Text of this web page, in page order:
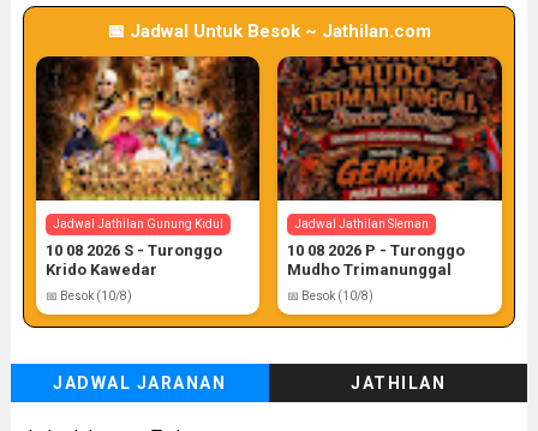
Jadwal Jathilan Gunung Kidul
09 08 2026 P - Kudho Tri
Pamungkas
📅 Target: 9 (Post: 9/7)
Jadwal Jathilan Kulon Progo
09 08 2026 M - Turonggo
Manik Seto
📅 Target: 9 (Post: 9/7)
📅 Jadwal Untuk Besok ~ Jathilan.com
Jadwal Jathilan Gunung Kidul
10 08 2026 S - Turonggo
Krido Kawedar
📅 Besok (10/8)
Jadwal Jathilan Sleman
10 08 2026 P - Turonggo
Mudho Trimanunggal
📅 Besok (10/8)
JADWAL JARANAN JATHILAN